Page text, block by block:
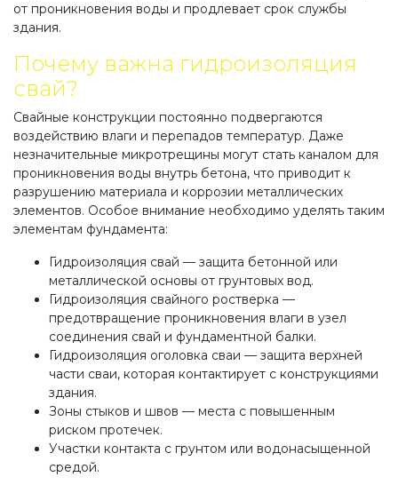
от проникновения воды и продлевает срок службы
здания.
Почему важна гидроизоляция
свай?
Свайные конструкции постоянно подвергаются
воздействию влаги и перепадов температур. Даже
незначительные микротрещины могут стать каналом для
проникновения воды внутрь бетона, что приводит к
разрушению материала и коррозии металлических
элементов. Особое внимание необходимо уделять таким
элементам фундамента:
Гидроизоляция свай — защита бетонной или
металлической основы от грунтовых вод.
Гидроизоляция свайного ростверка —
предотвращение проникновения влаги в узел
соединения свай и фундаментной балки.
Гидроизоляция оголовка сваи — защита верхней
части сваи, которая контактирует с конструкциями
здания.
Зоны стыков и швов — места с повышенным
риском протечек.
Участки контакта с грунтом или водонасыщенной
средой.